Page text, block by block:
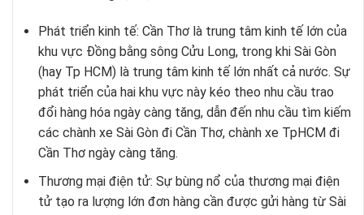
Phát triển kinh tế: Cần Thơ là trung tâm kinh tế lớn của
khu vực Đồng bằng sông Cửu Long, trong khi Sài Gòn
(hay Tp HCM) là trung tâm kinh tế lớn nhất cả nước. Sự
phát triển của hai khu vực này kéo theo nhu cầu trao
đổi hàng hóa ngày càng tăng, dẫn đến nhu cầu tìm kiếm
các chành xe Sài Gòn đi Cần Thơ, chành xe TpHCM đi
Cần Thơ ngày càng tăng.
Thương mại điện tử: Sự bùng nổ của thương mại điện
tử tạo ra lượng lớn đơn hàng cần được gửi hàng từ Sài